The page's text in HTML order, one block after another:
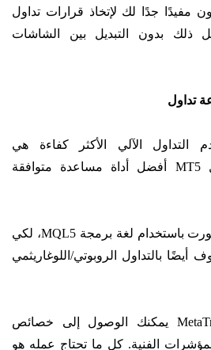
مفيدًا جدًا لك لإتخاذ قرارات تداول
بدون التبديل بين الشاشات
التداول الآلي الأكثر كفاءة هي
MetaTrader 5. هذا يجعل MT5 أفضل أداة مساعدة متوافقة
صممت MetaTrader 5 وطورت باستخدام لغة برمجة MQL5، لكي
أيضًا بالتداول الروبوتي/اللوغاريثمي
باستخدام منصة MetaTrader 5 يمكنك الوصول إلى خصائص
الفنية. كل ما تحتاج عمله هو